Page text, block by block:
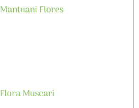
Mantuani Flores
Flora Muscari